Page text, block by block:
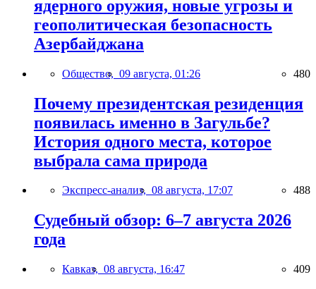
ядерного оружия, новые угрозы и
геополитическая безопасность
Азербайджана
Общество, 09 августа, 01:26 480
Почему президентская резиденция
появилась именно в Загульбе?
История одного места, которое
выбрала сама природа
Экспресс-анализ, 08 августа, 17:07 488
Судебный обзор: 6–7 августа 2026
года
Кавказ, 08 августа, 16:47 409